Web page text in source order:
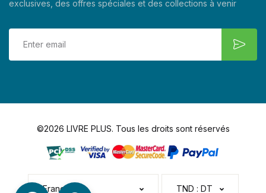
exclusives, des offres spéciales et des collections à venir
©2026 LIVRE PLUS. Tous les droits sont réservés
Français TND : DT